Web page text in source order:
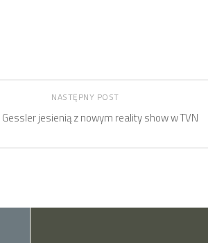
NASTĘPNY POST
jesienią z nowym reality show w TVN